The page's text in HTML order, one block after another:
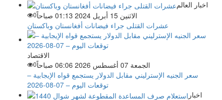
اخبار العالم
الاثنين 15 أبريل 2024 01:13 صباحاً
0
عشرات القتلى جراء فيضانات أفغانستان وباكستان
الاقتصاد
الجمعة 07 أغسطس 2026 06:06 صباحاً
0
سعر الجنيه الإسترليني مقابل الدولار يستجمع قواه الإيجابية –
توقعات اليوم – 07-08-2026
اخبار